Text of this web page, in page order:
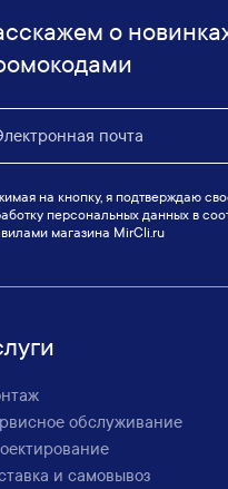
о
на кнопку, я подтверждаю
персональных данных в
магазина MirCli.ru
обслуживание
и самовывоз